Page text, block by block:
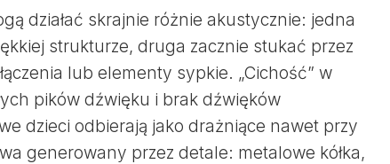
działać skrajnie różnie akustycznie: jedna
strukturze, druga zacznie stukać przez
lub elementy sypkie. „Cichość” w
pików dźwięku i brak dźwięków
dzieci odbierają jako drażniące nawet przy
generowany przez detale: metalowe kółka,